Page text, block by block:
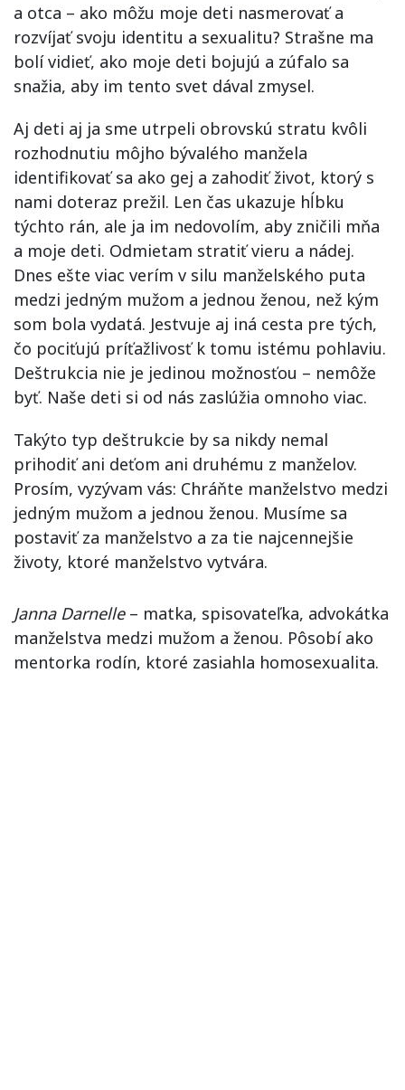
a otca – ako môžu moje deti nasmerovať a
rozvíjať svoju identitu a sexualitu? Strašne ma
bolí vidieť, ako moje deti bojujú a zúfalo sa
snažia, aby im tento svet dával zmysel.
Aj deti aj ja sme utrpeli obrovskú stratu kvôli
rozhodnutiu môjho bývalého manžela
identifikovať sa ako gej a zahodiť život, ktorý s
nami doteraz prežil. Len čas ukazuje hĺbku
týchto rán, ale ja im nedovolím, aby zničili mňa
a moje deti. Odmietam stratiť vieru a nádej.
Dnes ešte viac verím v silu manželského puta
medzi jedným mužom a jednou ženou, než kým
som bola vydatá. Jestvuje aj iná cesta pre tých,
čo pociťujú príťažlivosť k tomu istému pohlaviu.
Deštrukcia nie je jedinou možnosťou – nemôže
byť. Naše deti si od nás zaslúžia omnoho viac.
Takýto typ deštrukcie by sa nikdy nemal
prihodiť ani deťom ani druhému z manželov.
Prosím, vyzývam vás: Chráňte manželstvo medzi
jedným mužom a jednou ženou. Musíme sa
postaviť za manželstvo a za tie najcennejšie
životy, ktoré manželstvo vytvára.
Janna Darnelle– matka, spisovateľka, advokátka
manželstva medzi mužom a ženou. Pôsobí ako
mentorka rodín, ktoré zasiahla homosexualita.